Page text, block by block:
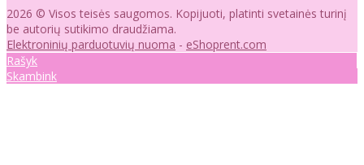
2026 © Visos teisės saugomos. Kopijuoti, platinti svetainės turinį
be autorių sutikimo draudžiama.
Elektroninių parduotuvių nuoma - eShoprent.com
Rašyk
Skambink